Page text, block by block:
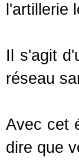
l'artillerie
Il s'agit
réseau
Avec cet
dire que